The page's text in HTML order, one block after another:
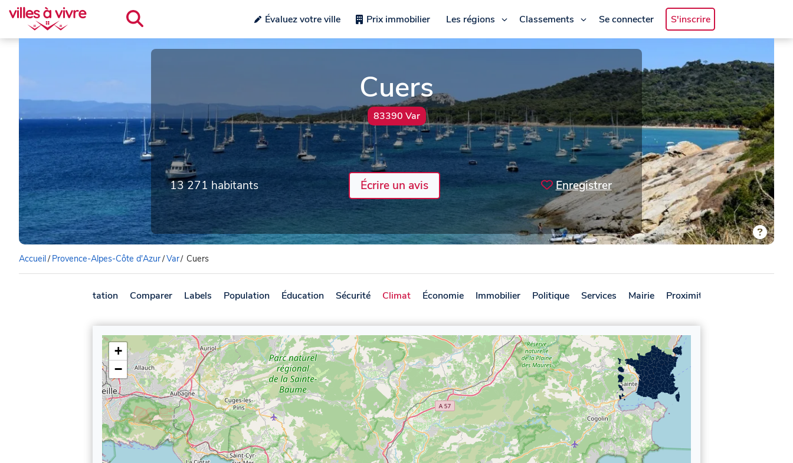
Évaluez votre ville Prix immobilier Les régions Classements Se connecter S'inscrire
Cuers
83390 Var
13 271 habitants Écrire un avis Enregistrer
Accueil/ Provence-Alpes-Côte d'Azur/Var/ Cuers
Présentation Comparer Labels Population Éducation Sécurité Climat Économie Immobilier Politique Services Mairie Proximité
+
−